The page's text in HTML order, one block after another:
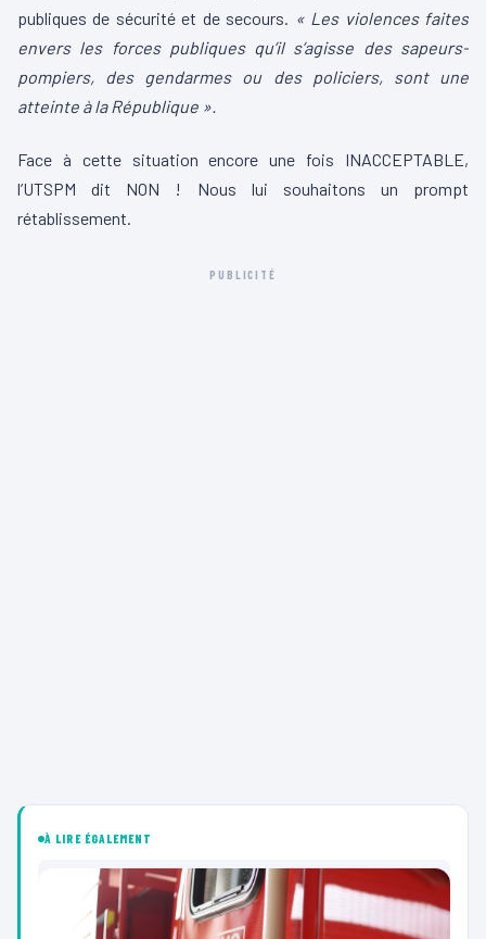
publiques de sécurité et de secours. « Les violences faites
envers les forces publiques qu’il s’agisse des sapeurs-
pompiers, des gendarmes ou des policiers, sont une
atteinte à la République ».
Face à cette situation encore une fois INACCEPTABLE,
l’UTSPM dit NON ! Nous lui souhaitons un prompt
rétablissement.
PUBLICITÉ
À LIRE ÉGALEMENT